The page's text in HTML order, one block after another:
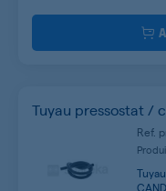
Tuyau pressostat /
Ref.